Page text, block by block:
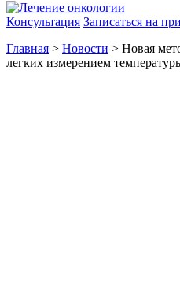
Консультация Записаться на
Главная > Новости > Новая
легких измерением